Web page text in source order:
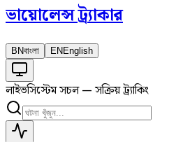
ভায়োলেন্সট্র্যাকার
BNবাংলা EN English
লাইভসিস্টেম সচল — সক্রিয় ট্র্যাকিং